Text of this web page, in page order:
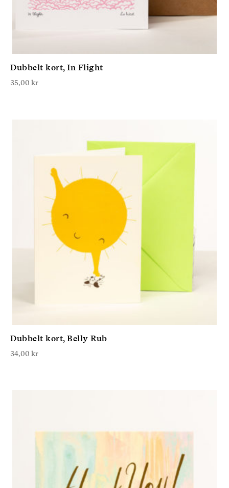
Dubbelt kort, In Flight
35,00 kr
Dubbelt kort, Belly Rub
34,00 kr